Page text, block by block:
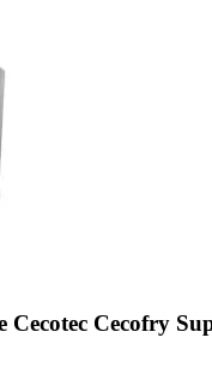
Cecotec Cecofry